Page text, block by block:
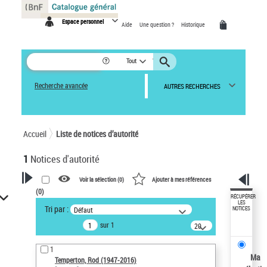
Espace personnel Aide Une question ? Historique
Tout
Recherche avancée AUTRES RECHERCHES
Accueil Liste de notices d’autorité
1 Notices d'autorité
VOTRE RECHERCHE
Recherche avancée dans les
notices d’autorité
Œuvres liées à l'auteur :
Temperton, Rod (1947-2016)
Voir la sélection (0) Ajouter à mes références
(0)
Tri par : Défaut
sur 1
20
résultats/page
1
Temperton, Rod (1947-2016)
RÉCUPÉRER
LES
NOTICES
Ma
Panneau de gestion des cookies